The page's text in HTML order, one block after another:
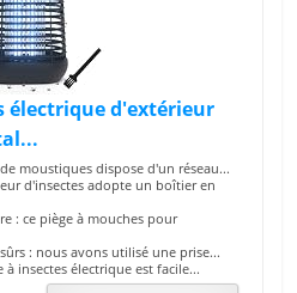
électrique d'extérieur
moustiques dispose d'un réseau...
d'insectes adopte un boîtier en
: ce piège à mouches pour
: nous avons utilisé une prise...
à insectes électrique est facile...